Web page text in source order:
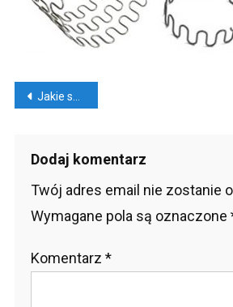
Nawigacja
Jakie sprężyny wykorzystuje się do produkcji mebli?
Dodaj komentarz
Twój adres email nie zostanie
Wymagane pola są oznaczone
Komentarz *